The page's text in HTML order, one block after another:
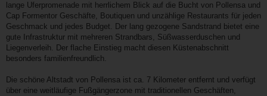
lange Uferpromenade mit herrlichem Blick auf die Bucht von Pollensa und
Cap Formentor Geschäfte, Boutiquen und unzählige Restaurants für jeden
Geschmack und jedes Budget. Der lang gezogene Sandstrand bietet eine
gute Infrastruktur mit mehreren Strandbars, Süßwasserduschen und
Liegenverleih. Der flache Einstieg macht diesen Küstenabschnitt
besonders familienfreundlich.
Die schöne Altstadt von Pollensa ist ca. 7 Kilometer entfernt und verfügt
über eine weitläufige Fußgängerzone mit traditionellen Geschäften,